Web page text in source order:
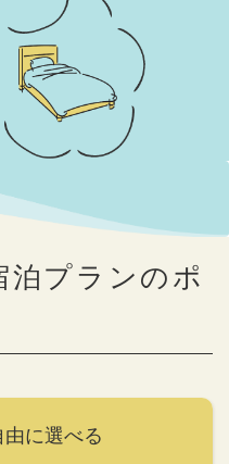
泊プランのポ
由に選べる